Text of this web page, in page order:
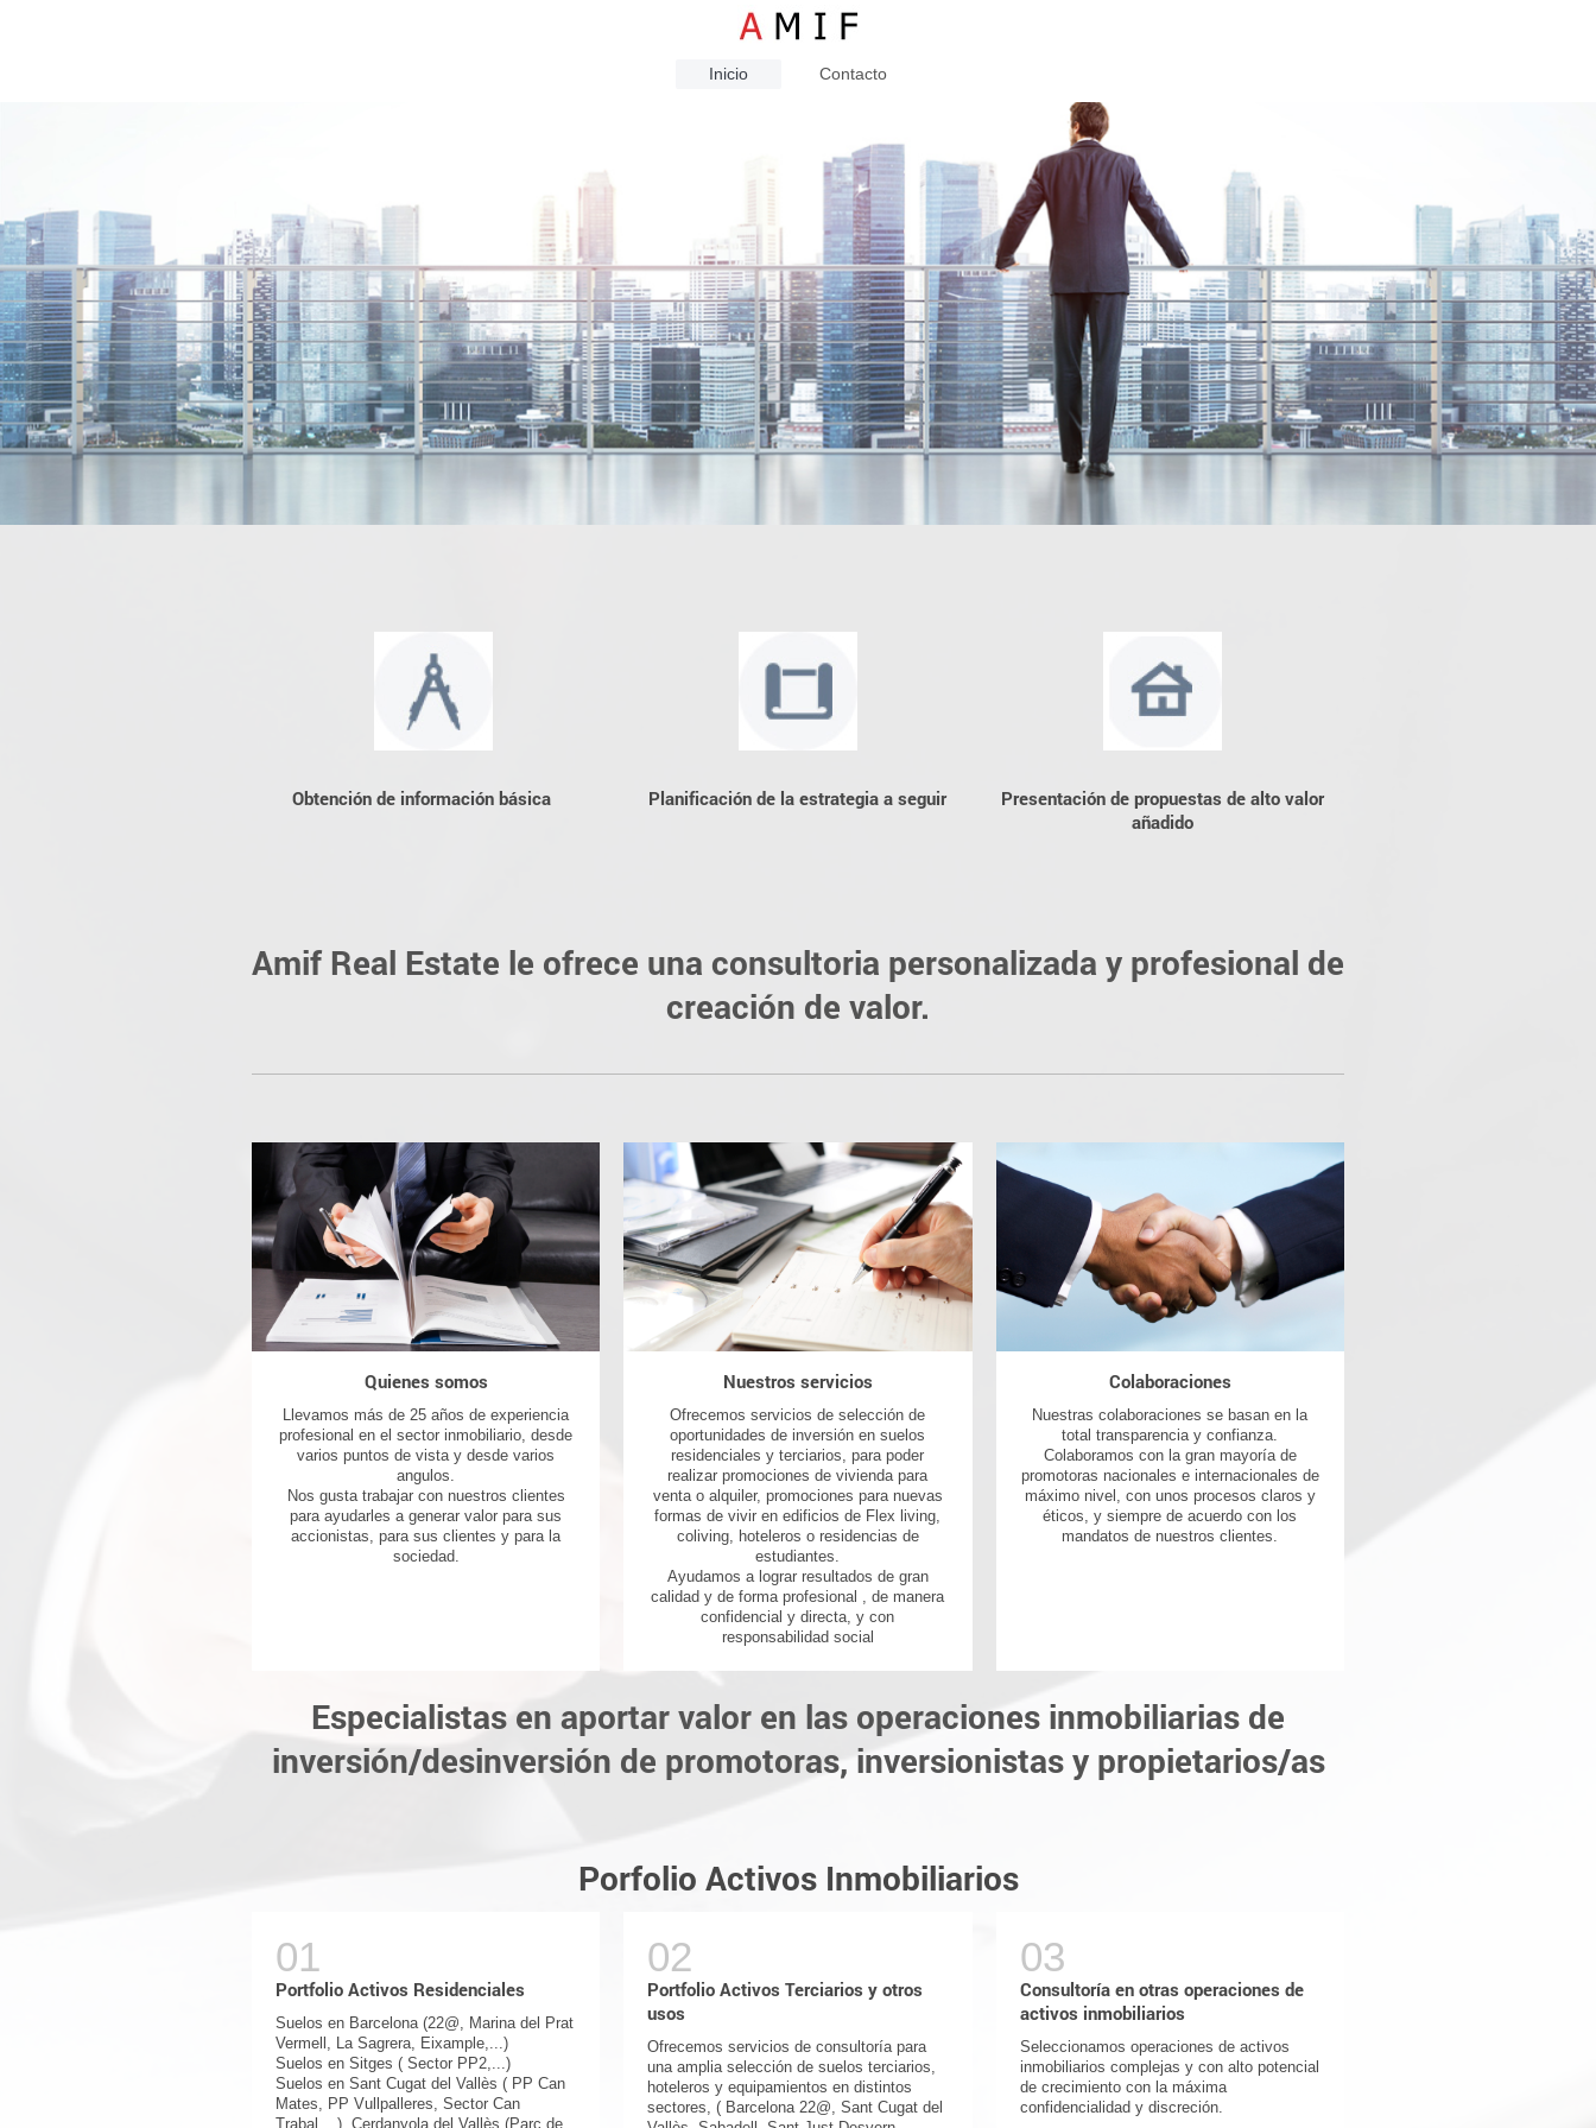
Inicio Contacto
Obtención de información básica Planificación de la estrategia a seguir
Presentación de propuestas de alto valor
añadido
Amif Real Estate le ofrece una consultoria personalizada y profesional de
creación de valor.
Quienes somos
Llevamos más de 25 años de experiencia
profesional en el sector inmobiliario, desde
varios puntos de vista y desde varios
angulos.
Nos gusta trabajar con nuestros clientes
para ayudarles a generar valor para sus
accionistas, para sus clientes y para la
sociedad.
Nuestros servicios
Ofrecemos servicios de selección de
oportunidades de inversión en suelos
residenciales y terciarios, para poder
realizar promociones de vivienda para
venta o alquiler, promociones para nuevas
formas de vivir en edificios de Flex living,
coliving, hoteleros o residencias de
estudiantes.
Ayudamos a lograr resultados de gran
calidad y de forma profesional , de manera
confidencial y directa, y con
responsabilidad social
Colaboraciones
Nuestras colaboraciones se basan en la
total transparencia y confianza.
Colaboramos con la gran mayoría de
promotoras nacionales e internacionales de
máximo nivel, con unos procesos claros y
éticos, y siempre de acuerdo con los
mandatos de nuestros clientes.
Especialistas en aportar valor en las operaciones inmobiliarias de
inversión/desinversión de promotoras, inversionistas y propietarios/as
Porfolio Activos Inmobiliarios
Portfolio Activos Residenciales
Suelos en Barcelona (22@, Marina del Prat
Vermell, La Sagrera, Eixample,...)
Suelos en Sitges ( Sector PP2,...)
Suelos en Sant Cugat del Vallès ( PP Can
Mates, PP Vullpalleres, Sector Can
Trabal,...), Cerdanyola del Vallès (Parc de
Portfolio Activos Terciarios y otros
usos
Ofrecemos servicios de consultoría para
una amplia selección de suelos terciarios,
hoteleros y equipamientos en distintos
sectores, ( Barcelona 22@, Sant Cugat del
Consultoría en otras operaciones de
activos inmobiliarios
Seleccionamos operaciones de activos
inmobiliarios complejas y con alto potencial
de crecimiento con la máxima
confidencialidad y discreción.